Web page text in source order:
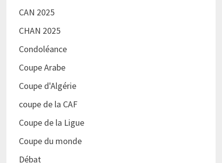
CAN 2025
CHAN 2025
Condoléance
Coupe Arabe
Coupe d'Algérie
coupe de la CAF
Coupe de la Ligue
Coupe du monde
Débat